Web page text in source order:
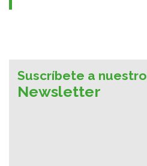
Suscríbete a nuestro
Newsletter